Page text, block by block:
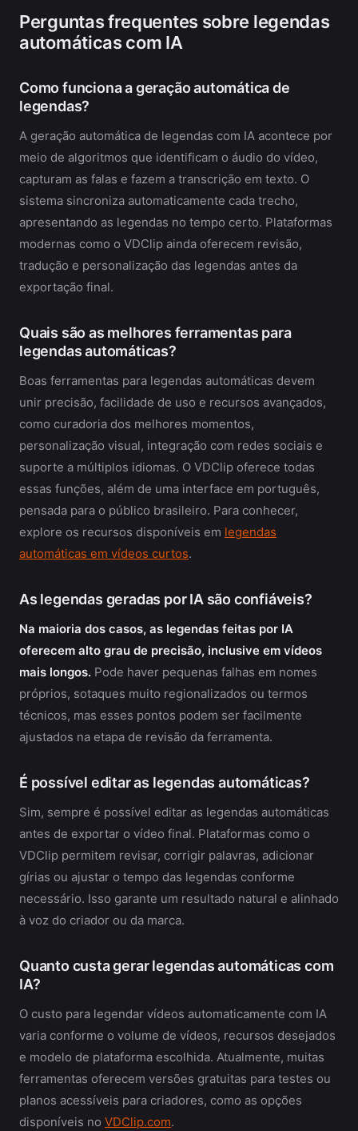
Perguntas frequentes sobre legendas
automáticas com IA
Como funciona a geração automática de
legendas?
A geração automática de legendas com IA acontece por
meio de algoritmos que identificam o áudio do vídeo,
capturam as falas e fazem a transcrição em texto. O
sistema sincroniza automaticamente cada trecho,
apresentando as legendas no tempo certo. Plataformas
modernas como o VDClip ainda oferecem revisão,
tradução e personalização das legendas antes da
exportação final.
Quais são as melhores ferramentas para
legendas automáticas?
Boas ferramentas para legendas automáticas devem
unir precisão, facilidade de uso e recursos avançados,
como curadoria dos melhores momentos,
personalização visual, integração com redes sociais e
suporte a múltiplos idiomas. O VDClip oferece todas
essas funções, além de uma interface em português,
pensada para o público brasileiro. Para conhecer,
explore os recursos disponíveis em legendas
automáticas em vídeos curtos.
As legendas geradas por IA são confiáveis?
Na maioria dos casos, as legendas feitas por IA
oferecem alto grau de precisão, inclusive em vídeos
mais longos. Pode haver pequenas falhas em nomes
próprios, sotaques muito regionalizados ou termos
técnicos, mas esses pontos podem ser facilmente
ajustados na etapa de revisão da ferramenta.
É possível editar as legendas automáticas?
Sim, sempre é possível editar as legendas automáticas
antes de exportar o vídeo final. Plataformas como o
VDClip permitem revisar, corrigir palavras, adicionar
gírias ou ajustar o tempo das legendas conforme
necessário. Isso garante um resultado natural e alinhado
à voz do criador ou da marca.
Quanto custa gerar legendas automáticas com
IA?
O custo para legendar vídeos automaticamente com IA
varia conforme o volume de vídeos, recursos desejados
e modelo de plataforma escolhida. Atualmente, muitas
ferramentas oferecem versões gratuitas para testes ou
planos acessíveis para criadores, como as opções
disponíveis no VDClip.com.